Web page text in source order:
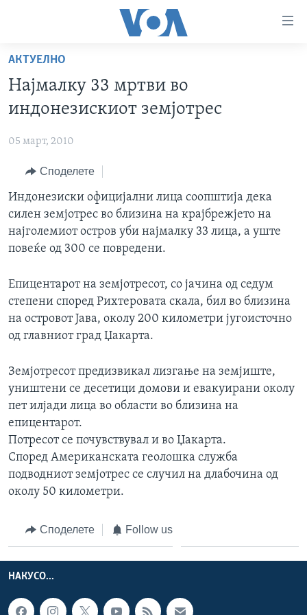
пристапност
Премини
на
главната
Премини
за
навигација
Пребарувај
РУБРИКИ
МАКЕДОНИЈА
СВЕТ
ЕКОНОМИЈА
ПОЛИТИКА
ЗДРАВЈЕ
УМЕТНОСТ И ЗАБАВА
ИНТЕРВЈУА
ДОКУМЕНТАРЦИ
АРХИВИРАНА ПРОГРАМА
NEWSFLASH - АРХИВА
ВЕСТИ ОД САД ВО МИНУТА - АРХИВА
ИЗБОРИ ВО САД 2020 - АРХИВА
ЗА НАС
Learning English
Јазици
АКТУЕЛНО
Најмалку 33 мртви во
индонезискиот земјотрес
05 март, 2010
Споделете
Индонезиски официјални лица соопштија дека
силен земјотрес во близина на крајбрежјето на
најголемиот остров уби најмалку 33 лица, а уште
повеќе од 300 се повредени.
Епицентарот на земјотресот, со јачина од седум
степени според Рихтеровата скала, бил во близина
на островот Јава, околу 200 километри југоисточно
од главниот град Џакарта.
Земјотресот предизвикал лизгање на земјиште,
уништени се десетици домови и евакуирани околу
пет илјади лица во области во близина на
епицентарот.
Потресот се почувствувал и во Џакарта.
Според Американската геолошка служба
подводниот земјотрес се случил на длабочина од
околу 50 километри.
Споделете Follow us
НАКУСО...